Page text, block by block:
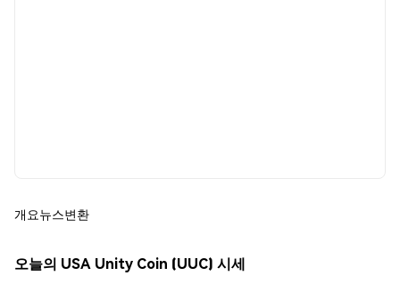
개요뉴스변환
오늘의 USA Unity Coin (UUC) 시세